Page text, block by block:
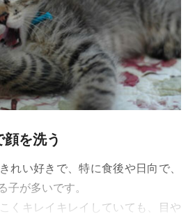
を洗う
れい好きで、特に食後や日向で、
子が多いです。
くキレイキレイしていても、目や